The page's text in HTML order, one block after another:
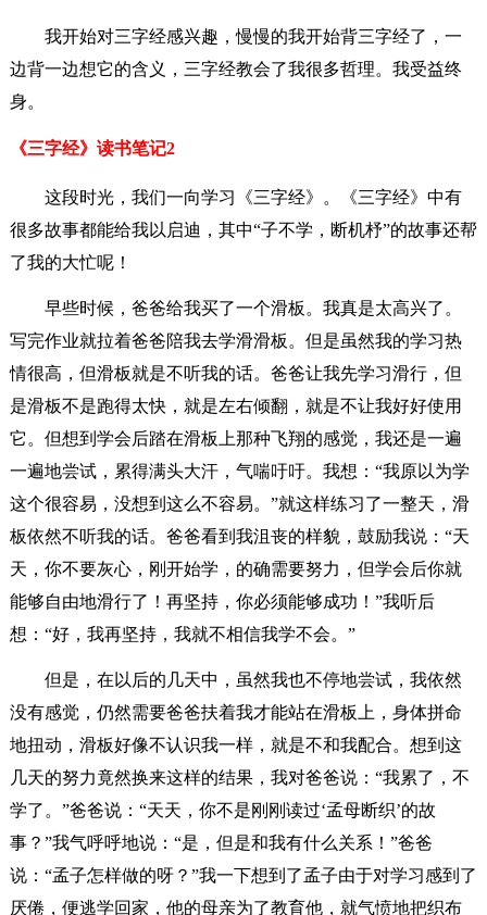
我开始对三字经感兴趣，慢慢的我开始背三字经了，一
边背一边想它的含义，三字经教会了我很多哲理。我受益终
身。
《三字经》读书笔记2
这段时光，我们一向学习《三字经》。《三字经》中有
很多故事都能给我以启迪，其中“子不学，断机杼”的故事还帮
了我的大忙呢！
早些时候，爸爸给我买了一个滑板。我真是太高兴了。
写完作业就拉着爸爸陪我去学滑滑板。但是虽然我的学习热
情很高，但滑板就是不听我的话。爸爸让我先学习滑行，但
是滑板不是跑得太快，就是左右倾翻，就是不让我好好使用
它。但想到学会后踏在滑板上那种飞翔的感觉，我还是一遍
一遍地尝试，累得满头大汗，气喘吁吁。我想：“我原以为学
这个很容易，没想到这么不容易。”就这样练习了一整天，滑
板依然不听我的话。爸爸看到我沮丧的样貌，鼓励我说：“天
天，你不要灰心，刚开始学，的确需要努力，但学会后你就
能够自由地滑行了！再坚持，你必须能够成功！”我听后
想：“好，我再坚持，我就不相信我学不会。”
但是，在以后的几天中，虽然我也不停地尝试，我依然
没有感觉，仍然需要爸爸扶着我才能站在滑板上，身体拼命
地扭动，滑板好像不认识我一样，就是不和我配合。想到这
几天的努力竟然换来这样的结果，我对爸爸说：“我累了，不
学了。”爸爸说：“天天，你不是刚刚读过‘孟母断织’的故
事？”我气呼呼地说：“是，但是和我有什么关系！”爸爸
说：“孟子怎样做的呀？”我一下想到了孟子由于对学习感到了
厌倦，便逃学回家，他的母亲为了教育他，就气愤地把织布